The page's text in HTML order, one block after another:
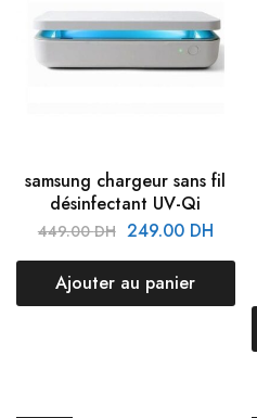
samsung chargeur sans fil
désinfectant UV-Qi
449.00DH 249.00 DH
Ajouter au panier